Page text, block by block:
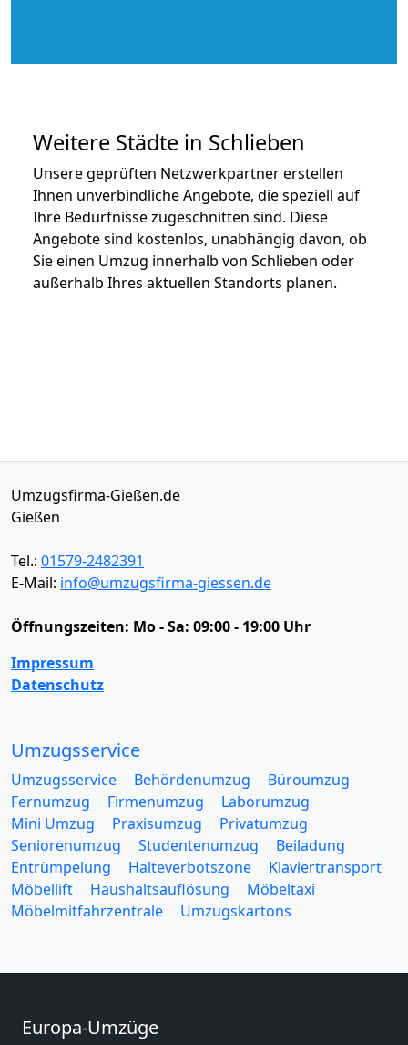
Weitere Städte in Schlieben
Unsere geprüften Netzwerkpartner erstellen
Ihnen unverbindliche Angebote, die speziell auf
Ihre Bedürfnisse zugeschnitten sind. Diese
Angebote sind kostenlos, unabhängig davon, ob
Sie einen Umzug innerhalb von Schlieben oder
außerhalb Ihres aktuellen Standorts planen.
Umzugsfirma-Gießen.de
Gießen
Tel.: 01579-2482391
E-Mail: info@umzugsfirma-giessen.de
Öffnungszeiten: Mo - Sa: 09:00 - 19:00 Uhr
Impressum
Datenschutz
Umzugsservice
Umzugsservice Behördenumzug
Büroumzug
Fernumzug
Firmenumzug
Laborumzug
Mini Umzug
Praxisumzug
Privatumzug
Seniorenumzug
Studentenumzug
Beiladung
Entrümpelung
Halteverbotszone
Klaviertransport
Möbellift
Haushaltsauflösung
Möbeltaxi
Möbelmitfahrzentrale
Umzugskartons
Europa-Umzüge